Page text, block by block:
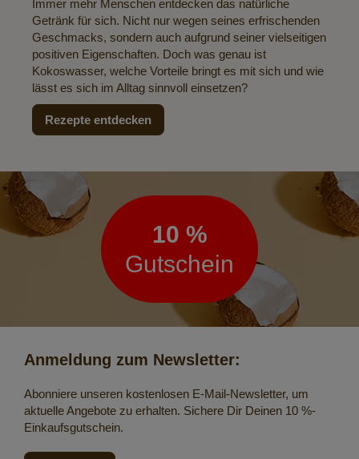
Immer mehr Menschen entdecken das natürliche
Getränk für sich. Nicht nur wegen seines erfrischenden
Geschmacks, sondern auch aufgrund seiner vielseitigen
positiven Eigenschaften. Doch was genau ist
Kokoswasser, welche Vorteile bringt es mit sich und wie
lässt es sich im Alltag sinnvoll einsetzen?
Rezepte entdecken
Newsletter
10 %
Gutschein
Anmeldung zum Newsletter:
Abonniere unseren kostenlosen E-Mail-Newsletter, um
aktuelle Angebote zu erhalten. Sichere Dir Deinen 10 %-
Einkaufsgutschein.